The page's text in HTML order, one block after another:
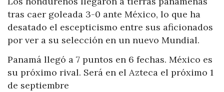
tras caer goleada 3-0 ante México, lo que ha
desatado el escepticismo entre sus aficionados
por ver a su selección en un nuevo Mundial.
Panamá llegó a 7 puntos en 6 fechas. México es
su próximo rival. Será en el Azteca el próximo 1
de septiembre